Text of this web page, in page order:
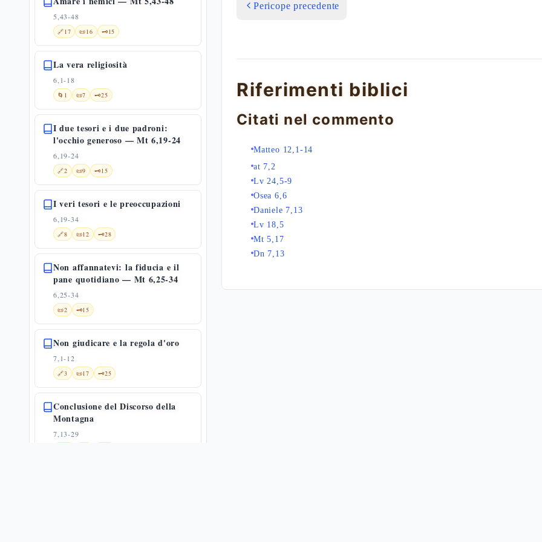
5,43-48
🔗17 📜16 🗝️15
La vera religiosità
6,1-18
🌀 1 📜7 🗝️25
I due tesori e i due padroni:
l'occhio generoso — Mt 6,19-24
6,19-24
🔗2 📜9 🗝️15
I veri tesori e le preoccupazioni
6,19-34
🔗8 📜12 🗝️28
Non affannatevi: la fiducia e il
pane quotidiano — Mt 6,25-34
6,25-34
📜2 🗝️15
Non giudicare e la regola d'oro
7,1-12
🔗3 📜17 🗝️25
Conclusione del Discorso della
Montagna
7,13-29
Pericope precedente
Riferimenti biblici
Citati nel commento
Matteo 12,1-14
at 7,2
Lv 24,5-9
Osea 6,6
Daniele 7,13
Lv 18,5
Mt 5,17
Dn 7,13